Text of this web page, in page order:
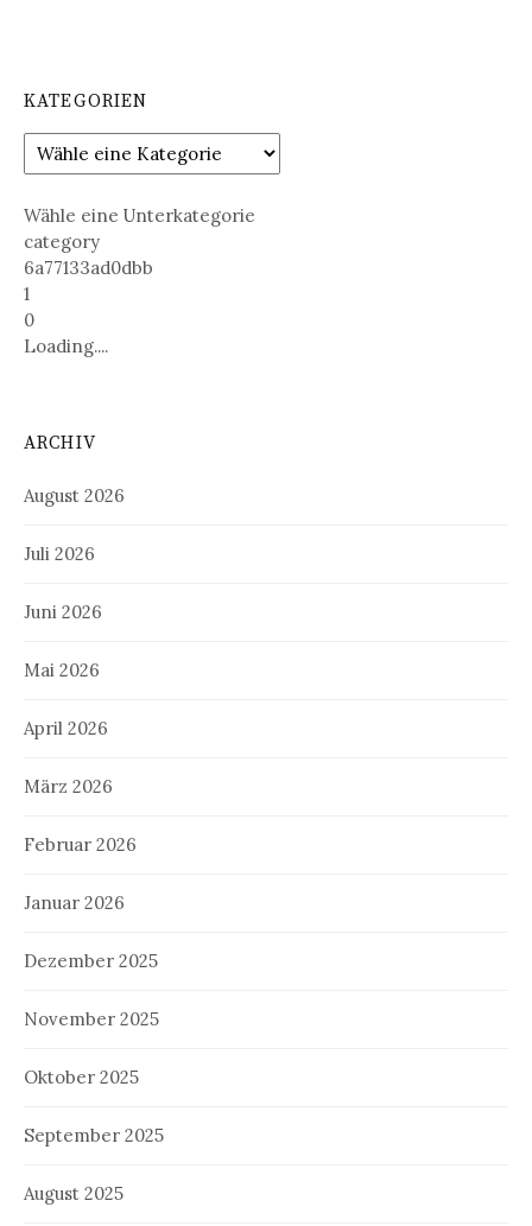
KATEGORIEN
Wähle eine Unterkategorie
category
6a77133ad0dbb
1
0
Loading....
ARCHIV
August 2026
Juli 2026
Juni 2026
Mai 2026
April 2026
März 2026
Februar 2026
Januar 2026
Dezember 2025
November 2025
Oktober 2025
September 2025
August 2025